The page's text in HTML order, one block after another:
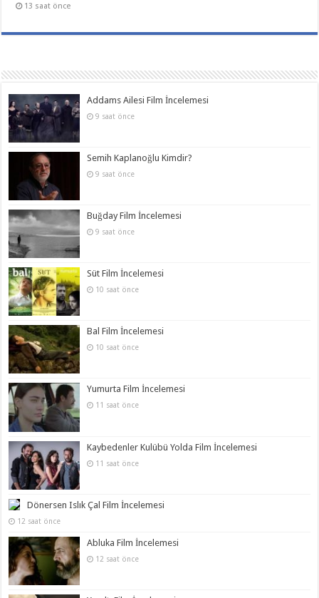
13 saat önce
Addams Ailesi Film İncelemesi
9 saat önce
Semih Kaplanoğlu Kimdir?
9 saat önce
Buğday Film İncelemesi
9 saat önce
Süt Film İncelemesi
10 saat önce
Bal Film İncelemesi
10 saat önce
Yumurta Film İncelemesi
11 saat önce
Kaybedenler Kulübü Yolda Film İncelemesi
11 saat önce
Dönersen Islık Çal Film İncelemesi
12 saat önce
Abluka Film İncelemesi
12 saat önce